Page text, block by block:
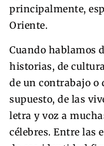
principalmente,
Oriente.
Cuando hablamos
historias, de
de un contrabajo o
supuesto, de las
letra y voz a
célebres. Entre las